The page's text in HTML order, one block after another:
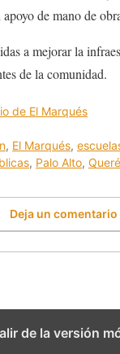
de mano de
a mejorar la
de la comunidad.
de El Marqués
, El Marqués,
, Palo Alto,
Deja un comentario
de la versión